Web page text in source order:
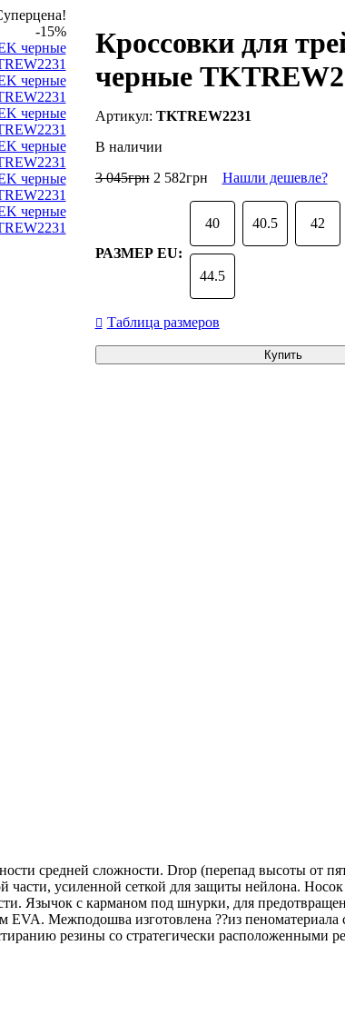
-15%
Кроссовки для
черные
TKTREW2231
В наличии
3 045грн 2 582грн Нашли дешевле?
РАЗМЕР EU:
40 40.5 42
44.5
Таблица размеров
Купить
средней сложности. Drop (перепад высоты от
части, усиленной сеткой для защиты нейлона.
Язычок с карманом под шнурки, для
Межподошва изготовлена ??из пеноматериала
резины со стратегически расположенными